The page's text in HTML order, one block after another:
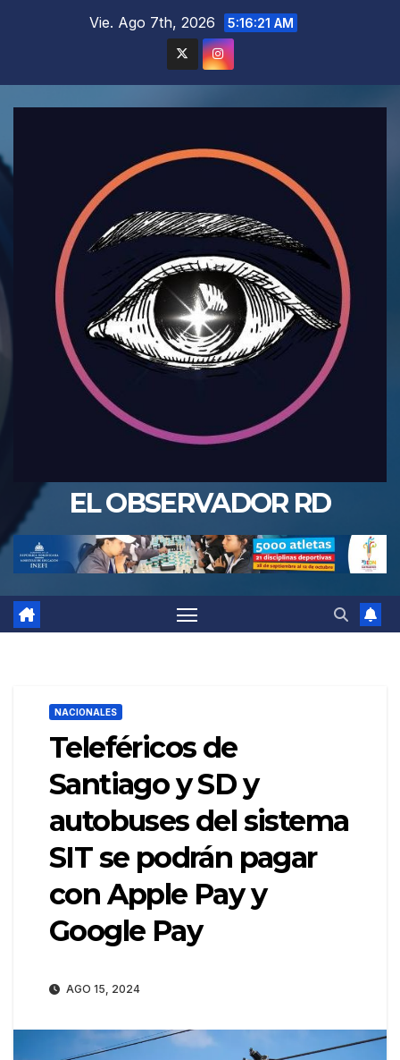
Vie. Ago 7th, 2026 5:16:23 AM
EL OBSERVADOR RD
NACIONALES
Teleféricos de
Santiago y SD y
autobuses del sistema
SIT se podrán pagar
con Apple Pay y
Google Pay
AGO 15, 2024